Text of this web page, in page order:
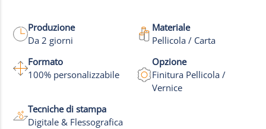
Produzione
Da 2 giorni
Materiale
Pellicola / Carta
Formato
100% personalizzabile
Opzione
Finitura Pellicola /
Vernice
Tecniche di stampa
Digitale & Flessografica